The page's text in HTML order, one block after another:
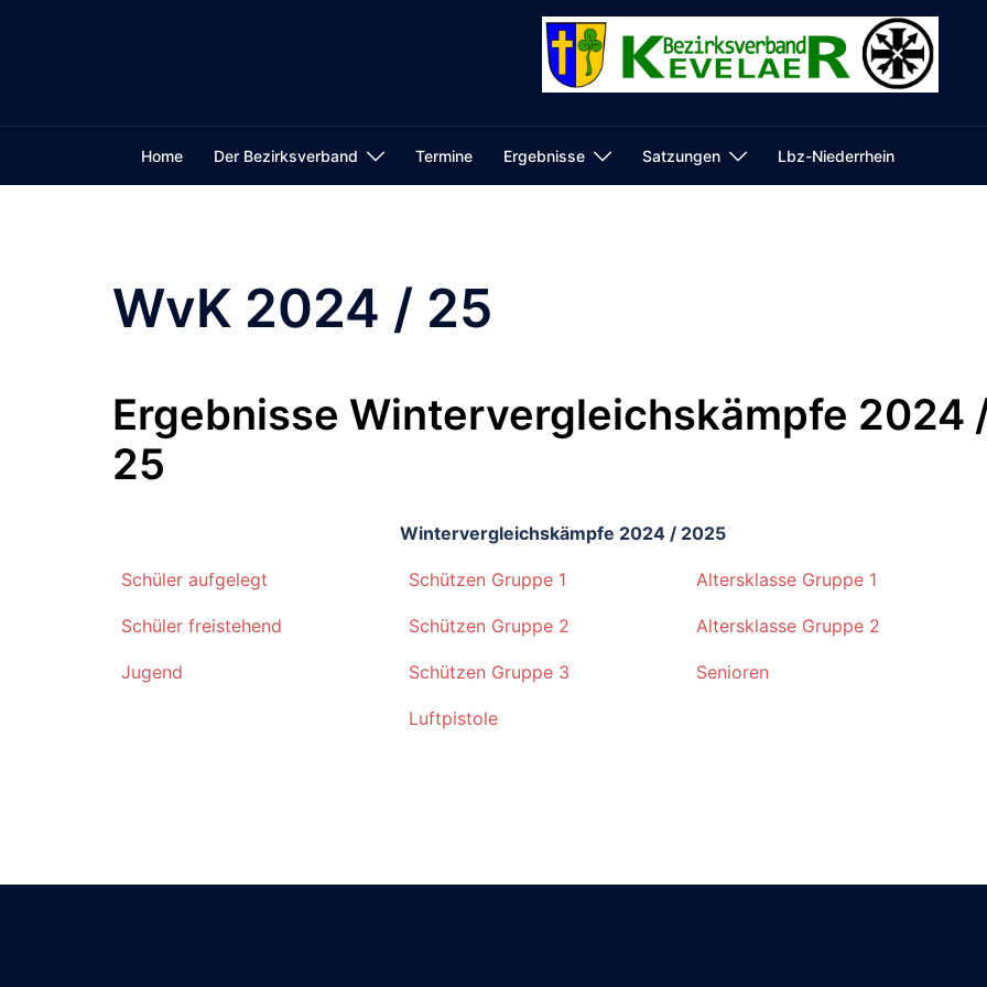
Home Der Bezirksverband Termine Ergebnisse Satzungen Lbz-Niederrhein
WvK 2024 / 25
Ergebnisse Wintervergleichskämpfe 2024
25
Wintervergleichskämpfe 2024 / 2025
Schüler aufgelegt Schützen Gruppe 1 Altersklasse Gruppe 1
Schüler freistehend Schützen Gruppe 2 Altersklasse Gruppe 2
Jugend Schützen Gruppe 3 Senioren
Luftpistole